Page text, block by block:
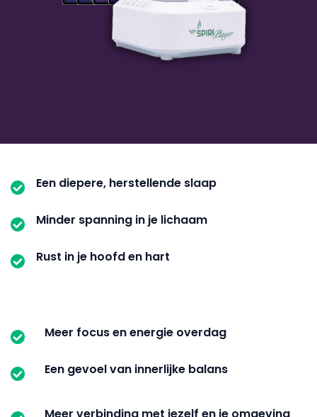
Een diepere, herstellende slaap
Minder spanning in je lichaam
Rust in je hoofd en hart
Meer focus en energie overdag
Een gevoel van innerlijke balans
Meer verbinding met jezelf en je omgeving